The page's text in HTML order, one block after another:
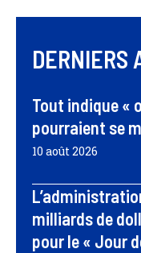
DERNIERS
Tout indique «
pourraient se
10 août 2026
milliards de
pour le « Jour